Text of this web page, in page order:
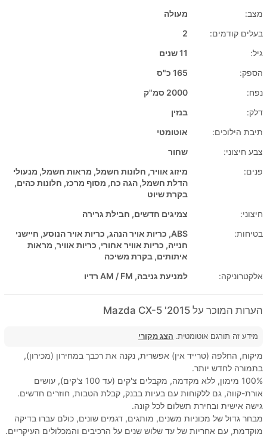
מצב:
מעולה
בעלים קודמים:
2
גיל:
11 שנים
הספק:
165 כ"ס
נפח:
2000 סמ"ק
דלק:
בנזין
תיבת הילוכים:
אוטומטי
צבע חיצוני:
שחור
פנים:
מיזוג אוויר, חלונות חשמל, מראות חשמל, מנעולי
הדלת חשמל, הגה כח, מסוף מרכז, חלונות כהים,
בקרת שיוט
חיצוני:
צמיגים חדשים, חבילת גרירה
בטיחות:
ABS, כריות אויר הנהג, כריות אויר הנוסע, חיישני
חנייה, כריות אוויר אחורי, כריות אוויר, מראות
איתותים, בקרת משיכה
אלקטרוניקה:
למניעת גניבה, AM / FM רדיו
הערות המוכר על 2015' Mazda CX-5
מידע זה תורגם אוטומטית. הצג מקורי
מיקוח, החלפה (טרייד אין) אפשרית, נקנה את רכבך במחירון (מכירון),
בתמורה לחדש יותר.
100% מימון, ללא מקדמה, מקבלים צ'קים (עד 100 צ'קים), עושים
אורת-קווה, גם ללקוחות עם בעיות בבנק, קבלת הטבות, חוזרים חדשים.
גישה אישית ובחירת תשלום לכל קונה.
מבחר גדול של מכוניות משנים, מותגים, דגמים שונים, כולם עברו בדיקה
מוקדמת, עם אחריות של עד שלוש שנים על הרכיבים והמכלולים העיקריים.